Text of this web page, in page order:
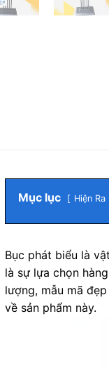
Mục lục
Hiện Ra
Bục phát biểu là
là sự lựa chọn
lượng, mẫu mã
về sản phẩm này.